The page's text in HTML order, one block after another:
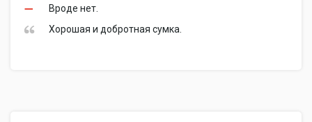
Вроде нет.
Хорошая и добротная сумка.